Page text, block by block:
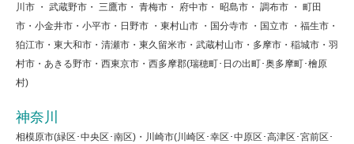
川市 ・ 武蔵野市・ 三鷹市・ 青梅市・ 府中市・ 昭島市・ 調布市 ・ 町田
市・小金井市・小平市・日野市 ・東村山市 ・国分寺市 ・国立市 ・福生市・
狛江市・東大和市・清瀬市・東久留米市・武蔵村山市・多摩市・稲城市・羽
村市・あきる野市・西東京市・西多摩郡(瑞穂町･日の出町･奥多摩町･檜原
村)
神奈川
相模原市(緑区･中央区･南区)・川崎市(川崎区･幸区･中原区･高津区･宮前区･